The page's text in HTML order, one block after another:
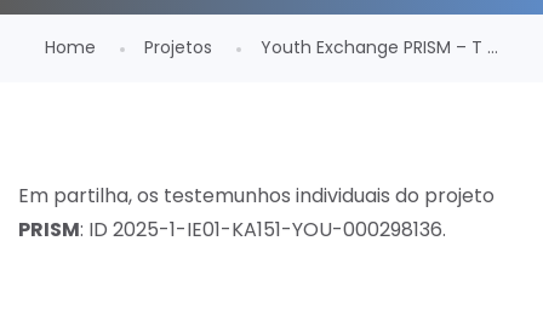
Home Projetos Youth Exchange PRISM – T ...
Em partilha, os testemunhos individuais do projeto
PRISM: ID 2025-1-IE01-KA151-YOU-000298136.